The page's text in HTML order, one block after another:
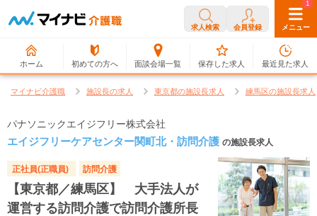
求人検索 会員登録 メニュー
ホーム 初めての方へ 面談会場一覧
0
保存した求人
1
最近見た求人
マイナビ介護職 施設長の求人 東京都の施設長求人 練馬区の施設長求人
パナソニックエイジフリー株式会社
エイジフリーケアセンター関町北・訪問介護 の施設長求人
正社員(正職員) 訪問介護
【東京都／練馬区】 大手法人が
運営する訪問介護で訪問介護所長